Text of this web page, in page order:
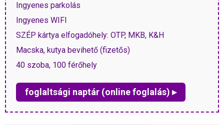
Ingyenes parkolás
Ingyenes WIFI
SZÉP kártya elfogadóhely: OTP, MKB, K&H
Macska, kutya bevihető (fizetős)
40 szoba, 100 férőhely
foglaltsági naptár (online foglalás) ▸